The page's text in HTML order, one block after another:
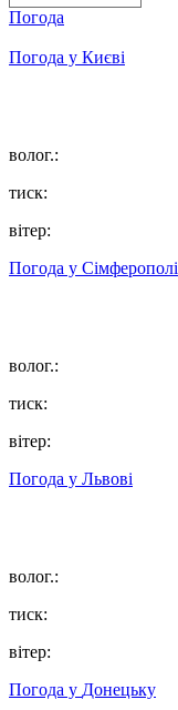
Погода
Погода у Києві
волог.:
тиск:
вітер:
Погода у Сімферополі
волог.:
тиск:
вітер:
Погода у Львові
волог.:
тиск:
вітер:
Погода у Донецьку